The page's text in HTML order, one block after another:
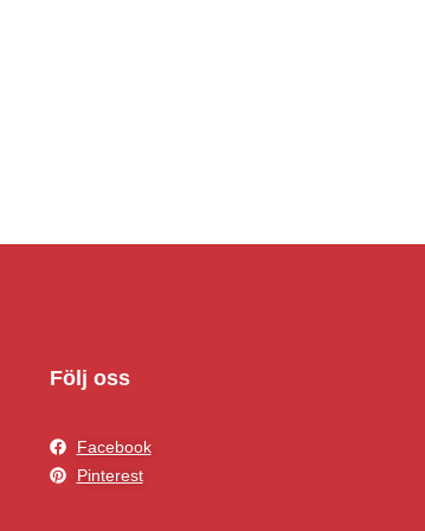
Följ oss
Facebook
Pinterest